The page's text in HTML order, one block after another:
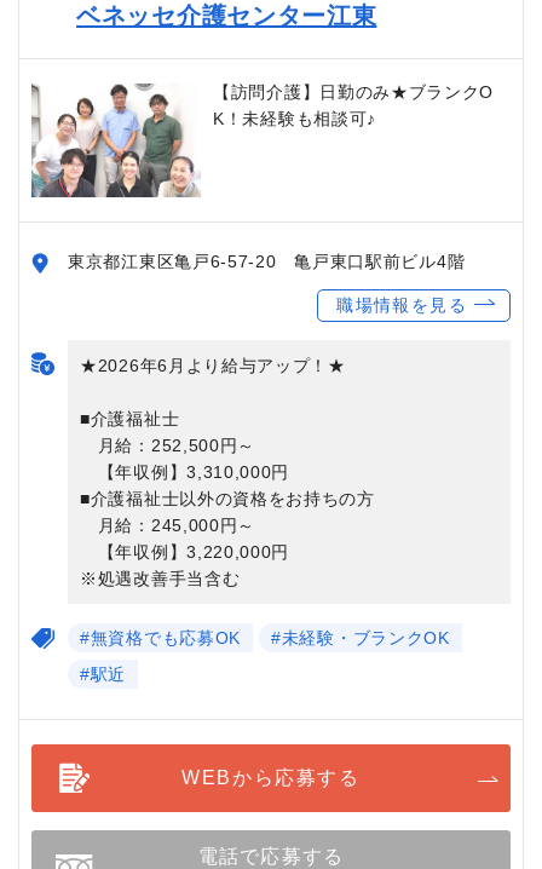
ベネッセ介護センター江東
【訪問介護】日勤のみ★ブランクO
K！未経験も相談可♪
東京都江東区亀戸6-57-20 亀戸東口駅前ビル4階
職場情報を見る
★2026年6月より給与アップ！★
■介護福祉士
月給：252,500円～
【年収例】3,310,000円
■介護福祉士以外の資格をお持ちの方
月給：245,000円～
【年収例】3,220,000円
※処遇改善手当含む
#無資格でも応募OK
#未経験・ブランクOK
#駅近
WEBから応募する
電話で応募する